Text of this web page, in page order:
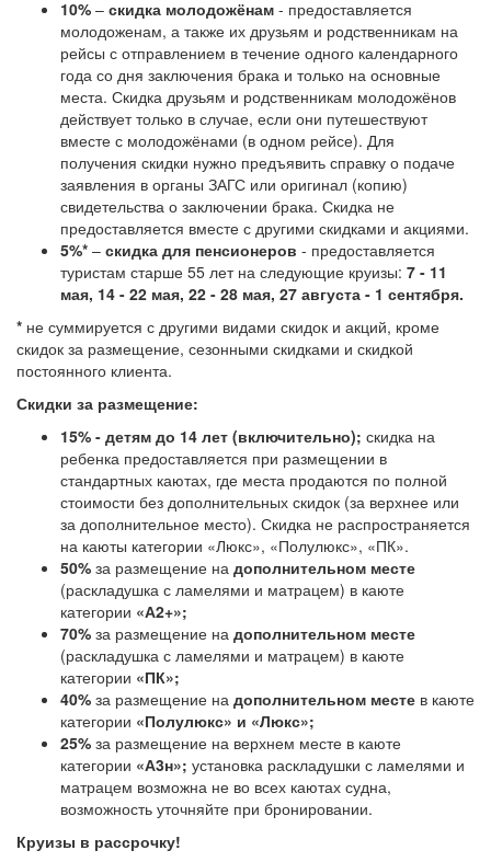
10% – скидка молодожёнам - предоставляется
молодоженам, а также их друзьям и родственникам на
рейсы с отправлением в течение одного календарного
года со дня заключения брака и только на основные
места. Скидка друзьям и родственникам молодожёнов
действует только в случае, если они путешествуют
вместе с молодожёнами (в одном рейсе). Для
получения скидки нужно предъявить справку о подаче
заявления в органы ЗАГС или оригинал (копию)
свидетельства о заключении брака. Скидка не
предоставляется вместе с другими скидками и акциями.
5%* – скидка для пенсионеров - предоставляется
туристам старше 55 лет на следующие круизы: 7 - 11
мая, 14 - 22 мая, 22 - 28 мая, 27 августа - 1 сентября.
* не суммируется с другими видами скидок и акций, кроме
скидок за размещение, сезонными скидками и скидкой
постоянного клиента.
Скидки за размещение:
15% - детям до 14 лет (включительно); скидка на
ребенка предоставляется при размещении в
стандартных каютах, где места продаются по полной
стоимости без дополнительных скидок (за верхнее или
за дополнительное место). Скидка не распространяется
на каюты категории «Люкс», «Полулюкс», «ПК».
50% за размещение на дополнительном месте
(раскладушка с ламелями и матрацем) в каюте
категории «А2+»;
70% за размещение на дополнительном месте
(раскладушка с ламелями и матрацем) в каюте
категории «ПК»;
40% за размещение на дополнительном месте в каюте
категории «Полулюкс» и «Люкс»;
25% за размещение на верхнем месте в каюте
категории «А3н»; установка раскладушки с ламелями и
матрацем возможна не во всех каютах судна,
возможность уточняйте при бронировании.
Круизы в рассрочку!